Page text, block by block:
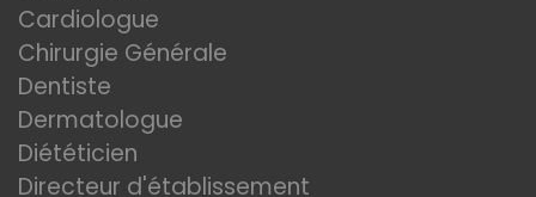
Cardiologue
Chirurgie Générale
Dentiste
Dermatologue
Diététicien
Directeur d'établissement